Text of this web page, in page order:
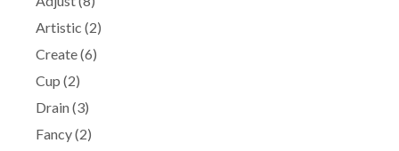
Artistic (2)
Create(6)
Cup (2)
Drain(3)
Fancy(2)